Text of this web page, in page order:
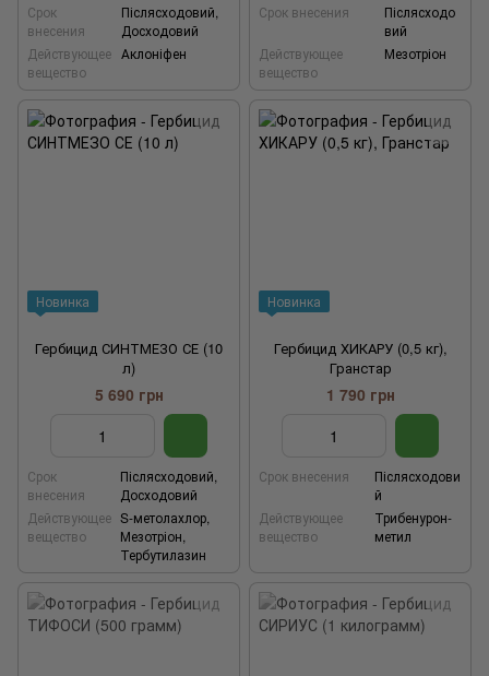
Срок
внесения
Післясходовий,
Досходовий
Действующее
вещество
Аклоніфен
Срок внесения
Післясходо
вий
Действующее
вещество
Мезотріон
Новинка
Гербицид СИНТМЕЗО СЕ (10
л)
5 690 грн
Срок
внесения
Післясходовий,
Досходовий
Действующее
вещество
S-метолахлор,
Мезотріон,
Тербутилазин
Новинка
Гербицид ХИКАРУ (0,5 кг),
Гранстар
1 790 грн
Срок внесения
Післясходови
й
Действующее
вещество
Трибенурон-
метил